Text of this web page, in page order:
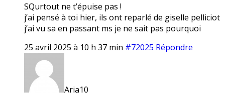
SQurtout ne t’épuise pas !
j’ai pensé à toi hier, ils ont reparlé de giselle pelliciot
j’ai vu sa en passant ms je ne sait pas pourquoi
25 avril 2025 à 10 h 37 min #72025 Répondre
Aria10